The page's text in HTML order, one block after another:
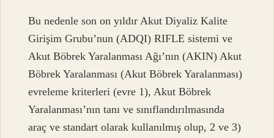
Bu nedenle son on yıldır Akut Diyaliz Kalite
Girişim Grubu’nun (ADQI) RIFLE sistemi ve
Akut Böbrek Yaralanması Ağı’nın (AKIN) Akut
Böbrek Yaralanması (Akut Böbrek Yaralanması)
evreleme kriterleri (evre 1), Akut Böbrek
Yaralanması’nın tanı ve sınıflandırılmasında
araç ve standart olarak kullanılmış olup, 2 ve 3)